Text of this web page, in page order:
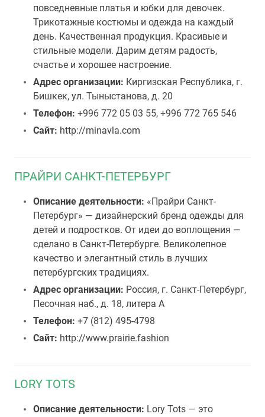
повседневные платья и юбки для девочек.
Трикотажные костюмы и одежда на каждый
день. Качественная продукция. Красивые и
стильные модели. Дарим детям радость,
счастье и хорошее настроение.
Адрес организации: Киргизская Республика, г.
Бишкек, ул. Тыныстанова, д. 20
Телефон: +996 772 05 03 55, +996 772 765 546
Сайт: http://minavla.com
ПРАЙРИ САНКТ-ПЕТЕРБУРГ
Описание деятельности: «Прайри Санкт-
Петербург» — дизайнерский бренд одежды для
детей и подростков. От идеи до воплощения —
сделано в Санкт-Петербурге. Великолепное
качество и элегантный стиль в лучших
петербургских традициях.
Адрес организации: Россия, г. Санкт-Петербург,
Песочная наб., д. 18, литера А
Телефон: +7 (812) 495-4798
Сайт: http://www.prairie.fashion
LORY TOTS
Описание деятельности: Lory Tots — это